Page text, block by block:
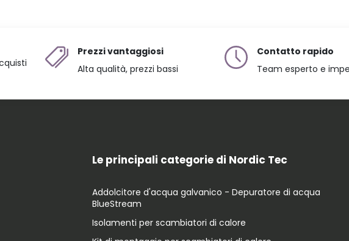
Prezzi vantaggiosi
Alta qualità, prezzi bassi
Contatto rapido
Team esperto e
Le principali categorie di Nordic Tec
Addolcitore d'acqua galvanico - Depuratore di acqua
BlueStream
Isolamenti per scambiatori di calore